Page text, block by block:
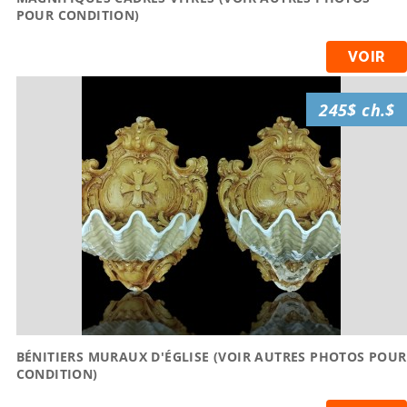
POUR CONDITION)
VOIR
BÉNITIERS MURAUX D'ÉGLISE (VOIR AUTRES PHOTOS POUR
CONDITION)
245$ ch.$